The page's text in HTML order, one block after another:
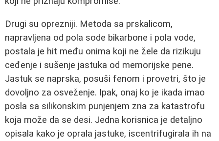
Drugi su oprezniji. Metoda sa prskalicom,
napravljena od pola sode bikarbone i pola vode,
postala je hit među onima koji ne žele da rizikuju
ceđenje i sušenje jastuka od memorijske pene.
Jastuk se naprska, posuši fenom i provetri, što je
dovoljno za osveženje. Ipak, onaj ko je ikada imao
posla sa silikonskim punjenjem zna za katastrofu
koja može da se desi. Jedna korisnica je detaljno
opisala kako je oprala jastuke, iscentrifugirala ih na